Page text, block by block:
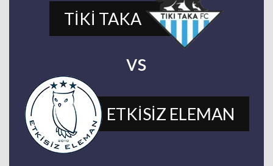
TİKİ TAKA
vs
ETKİSİZ ELEMAN